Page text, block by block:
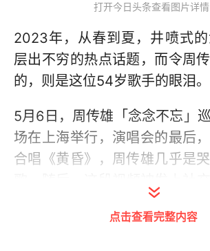
打开今日头条查看图片详情
2023年，从春到夏，井喷式
层出不穷的热点话题，而令周
的，则是这位54岁歌手的眼泪。
5月6日，周传雄「念念不忘」
场在上海举行，演唱会的最后
合唱《黄昏》，周传雄几乎是
上世纪80年代末出道，唱过《
《花香》、唱过《寂寞沙洲冷
点击查看完整内容